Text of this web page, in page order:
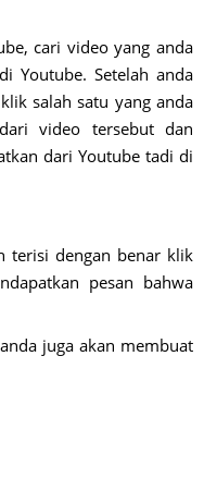
cari video yang anda
Youtube. Setelah anda
salah satu yang anda
video tersebut dan
dari Youtube tadi di
terisi dengan benar klik
pesan bahwa
juga akan membuat